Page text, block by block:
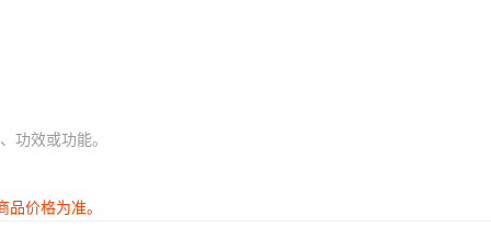
功效或功能。
价格为准。